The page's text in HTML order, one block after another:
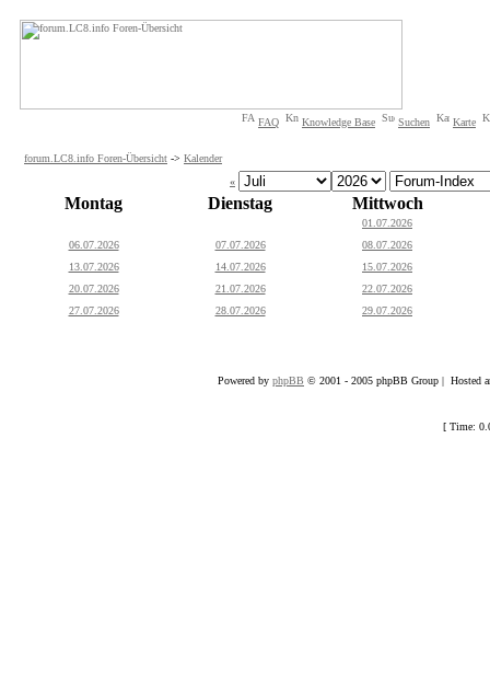
FAQ Knowledge Base Suchen Karte
forum.LC8.info Foren-Übersicht -> Kalender
«
Montag Dienstag Mittwoch
01.07.2026
06.07.2026
07.07.2026
08.07.2026
13.07.2026
14.07.2026
15.07.2026
20.07.2026
21.07.2026
22.07.2026
27.07.2026
28.07.2026 29.07.2026
Powered by phpBB © 2001 - 2005 phpBB Group | Hosted
[ Time: